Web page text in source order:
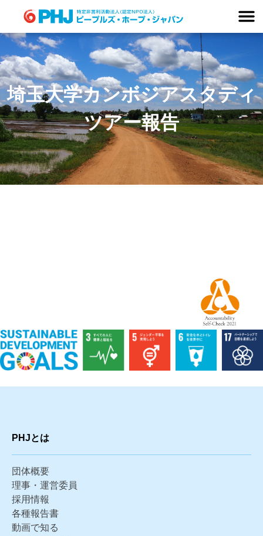
content
埼玉大学カンボジアスタディ
ツアー報告
PHJとは
団体概要
理事・運営委員
採用情報
各種報告書
動画で知る